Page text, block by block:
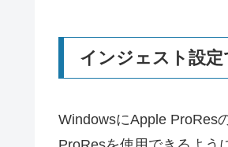
インジェスト設定
WindowsにApple ProRes